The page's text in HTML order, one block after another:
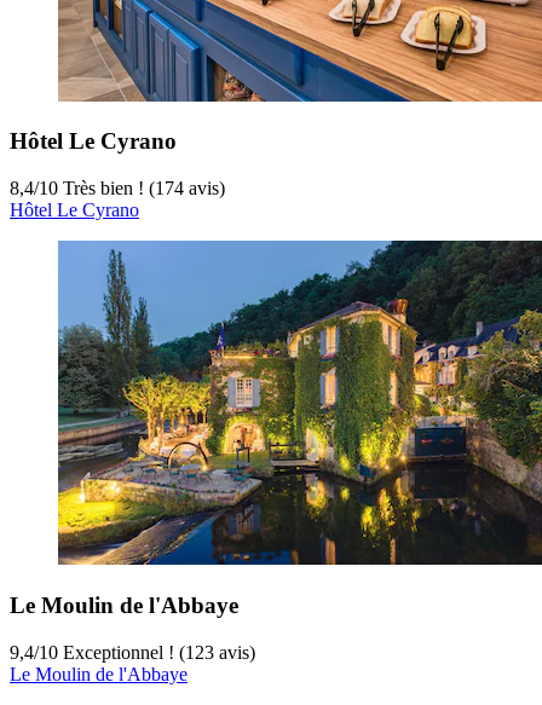
Hôtel Le Cyrano
8,4/10 Très bien ! (174 avis)
Hôtel Le Cyrano
Le Moulin de l'Abbaye
9,4/10 Exceptionnel ! (123 avis)
Le Moulin de l'Abbaye